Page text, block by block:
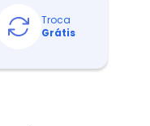
Troca
Grátis